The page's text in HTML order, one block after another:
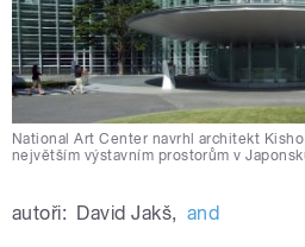
National Art Center navrhl architekt
největším výstavním prostorům v
autoři: David Jakš, and